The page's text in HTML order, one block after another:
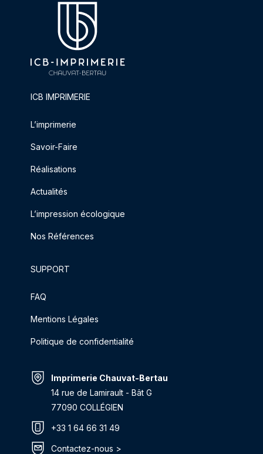
ICB IMPRIMERIE
L’imprimerie
Savoir-Faire
Réalisations
Actualités
L’impression écologique
Nos Références
SUPPORT
FAQ
Mentions Légales
Politique de confidentialité
Imprimerie Chauvat-Bertau
14 rue de Lamirault - Bât G
77090 COLLÉGIEN
+33 1 64 66 31 49
Contactez-nous >